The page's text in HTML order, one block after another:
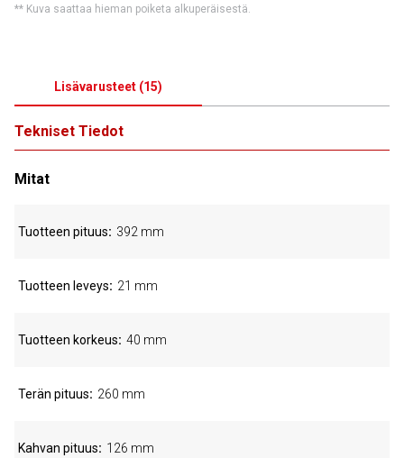
** Kuva saattaa hieman poiketa alkuperäisestä.
Lisävarusteet (15)
Tekniset Tiedot
Mitat
Tuotteen pituus 392 mm
Tuotteen leveys 21 mm
Tuotteen korkeus 40 mm
Terän pituus 260 mm
Kahvan pituus 126 mm